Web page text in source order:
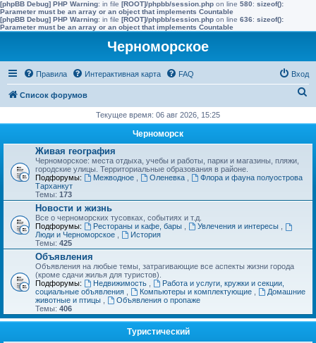
[phpBB Debug] PHP Warning: in file [ROOT]/phpbb/session.php on line 580: sizeof():
Parameter must be an array or an object that implements Countable
[phpBB Debug] PHP Warning: in file [ROOT]/phpbb/session.php on line 636: sizeof():
Parameter must be an array or an object that implements Countable
Черноморское
Правила Интерактивная карта FAQ Вход
Список форумов
с
Текущее время: 06 авг 2026, 15:25
Черноморск
Живая география
Черноморское: места отдыха, учебы и работы, парки и магазины, пляжи,
городские улицы. Территориальные образования в районе.
Подфорумы:
Межводное Оленевка
Флора и фауна полуострова
Тарханкут
Темы: 173
Новости и жизнь
Все о черноморских тусовках, событиях и т.д.
Подфорумы:
Рестораны и кафе, бары Увлечения и интересы
Люди и Черноморское
История
Темы: 425
Объявления
Объявления на любые темы, затрагивающие все аспекты жизни города
(кроме сдачи жилья для туристов).
Подфорумы:
Недвижимость
Работа и услуги, кружки и секции,
социальные объявления
Компьютеры и комплектующие
Домашние
животные и птицы
Объявления о пропаже
Темы: 406
Туристический